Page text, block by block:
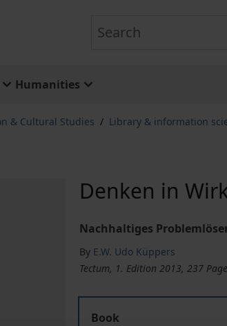
Humanities
& Cultural Studies / Library & information
Denken in
Nachhaltiges
By E.W. Udo Küppers
Tectum, 1. Edition 2013, 237
Book